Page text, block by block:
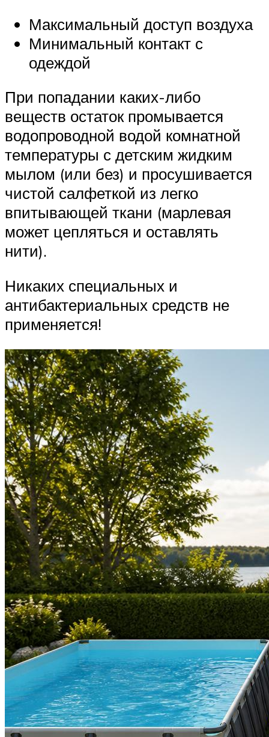
Максимальный доступ воздуха
Минимальный контакт с
одеждой
При попадании каких-либо
веществ остаток промывается
водопроводной водой комнатной
температуры с детским жидким
мылом (или без) и просушивается
чистой салфеткой из легко
впитывающей ткани (марлевая
может цепляться и оставлять
нити).
Никаких специальных и
антибактериальных средств не
применяется!